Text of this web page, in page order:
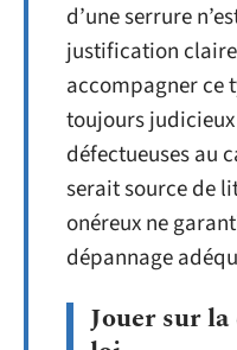
d’une serrure
justification
accompagner ce
toujours
défectueuses au
serait source de
onéreux ne
dépannage
Jouer sur